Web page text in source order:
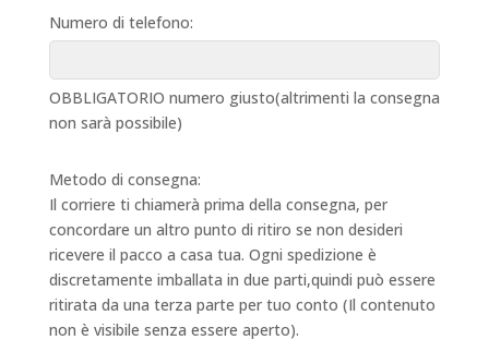
Numero di telefono:
OBBLIGATORIO numero giusto(altrimenti la consegna
non sarà possibile)
Metodo di consegna:
Il corriere ti chiamerà prima della consegna, per
concordare un altro punto di ritiro se non desideri
ricevere il pacco a casa tua. Ogni spedizione è
discretamente imballata in due parti,quindi può essere
ritirata da una terza parte per tuo conto (Il contenuto
non è visibile senza essere aperto).